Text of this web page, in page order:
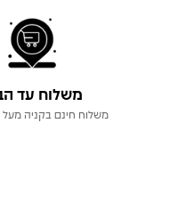
משלוח עד
משלוח חינם בקניה מעל 350 ש"ח